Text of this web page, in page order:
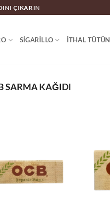
ÇIKARIN
SIGARILLO İTHAL TÜTÜN
SARMA KAĞIDI